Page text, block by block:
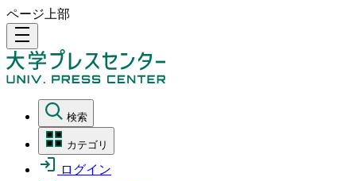
ページ上部
density_medium
検索
カテゴリ
ログイン